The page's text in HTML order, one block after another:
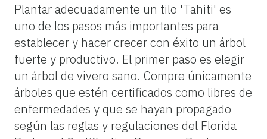
Plantar adecuadamente un tilo 'Tahiti' es
uno de los pasos más importantes para
establecer y hacer crecer con éxito un árbol
fuerte y productivo. El primer paso es elegir
un árbol de vivero sano. Compre únicamente
árboles que estén certificados como libres de
enfermedades y que se hayan propagado
según las reglas y regulaciones del Florida